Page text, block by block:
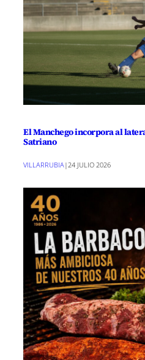
El Manchego incorpora al
Satriano
VILLARRUBIA|24 JULIO 2026